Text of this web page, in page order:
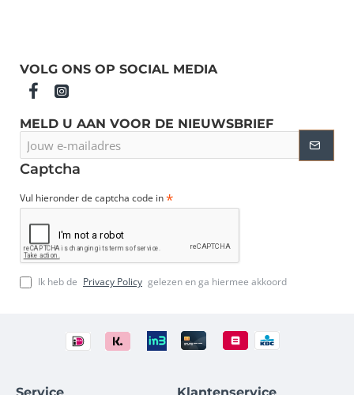
VOLG ONS OP SOCIAL MEDIA
MELD U AAN VOOR DE NIEUWSBRIEF
e-
mailadres
Captcha
Vul hieronder de captcha code in
Ik heb de Privacy Policy gelezen en ga hiermee akkoord